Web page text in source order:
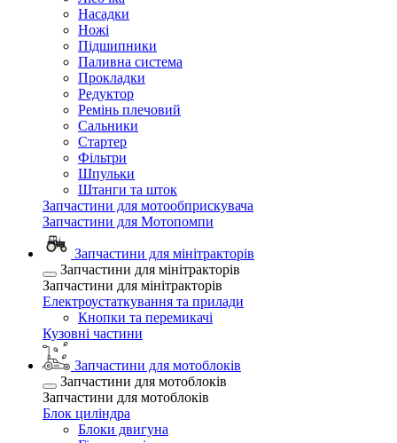
Насадки
Ножі
Підшипники
Паливна система
Прокладки
Редуктор
Ремінь плечовий
Сальники
Стартер
Фільтри
Шпульки
Штанги та шток
Запчастини для мотообприскувача
Запчастини для Мотопомпи
Запчастини для мінітракторів
Запчастини для мінітракторів
Запчастини для мінітракторів
Електроустаткування та прилади
Кнопки та перемикачі
Кузовні частини
Запчастини для мотоблоків
Запчастини для мотоблоків
Запчастини для мотоблоків
Блок циліндра
Блоки двигуна